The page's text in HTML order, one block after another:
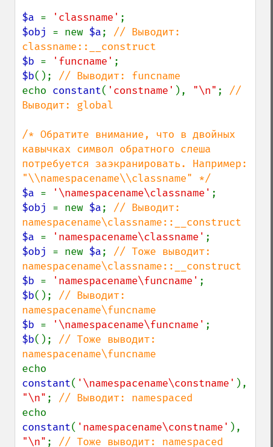
$a = 'classname'
$obj = new $a; // Выводит:
$b = 'funcname'
$b();
echo constant( 'constname' ), "\n" ; //
Выводит: global
/* Обратите внимание, что в двойных
кавычках символ обратного слеша
потребуется заэкранировать. Например:
$a = '\namespacename\classname'
$obj = new $a; // Выводит:
$a = 'namespacename\classname'
$obj = new $a; // Тоже выводит:
$b = 'namespacename\funcname'
$b(); // Выводит:
$b = '\namespacename\funcname'
$b(); // Тоже выводит:
constant( '\namespacename\constname'
"\n" ;
constant( 'namespacename\constname'
"\n" ; // Тоже выводит: namespaced